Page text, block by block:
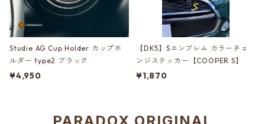
Studie AG Cup Holder カップホ
ルダー type2 ブラック
¥4,950
【DK5】Sエンブレム カラーチェ
ンジステッカー【COOPER S】
¥1,870